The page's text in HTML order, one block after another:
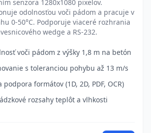
senzora 1280x1080 pixelov.
odolnosťou voči pádom a pracuje v
0-50°C. Podporuje viaceré rozhrania
wedge a RS-232.
voči pádom z výšky 1,8 m na betón
s toleranciou pohybu až 13 m/s
formátov (1D, 2D, PDF, OCR)
rozsahy teplôt a vlhkosti